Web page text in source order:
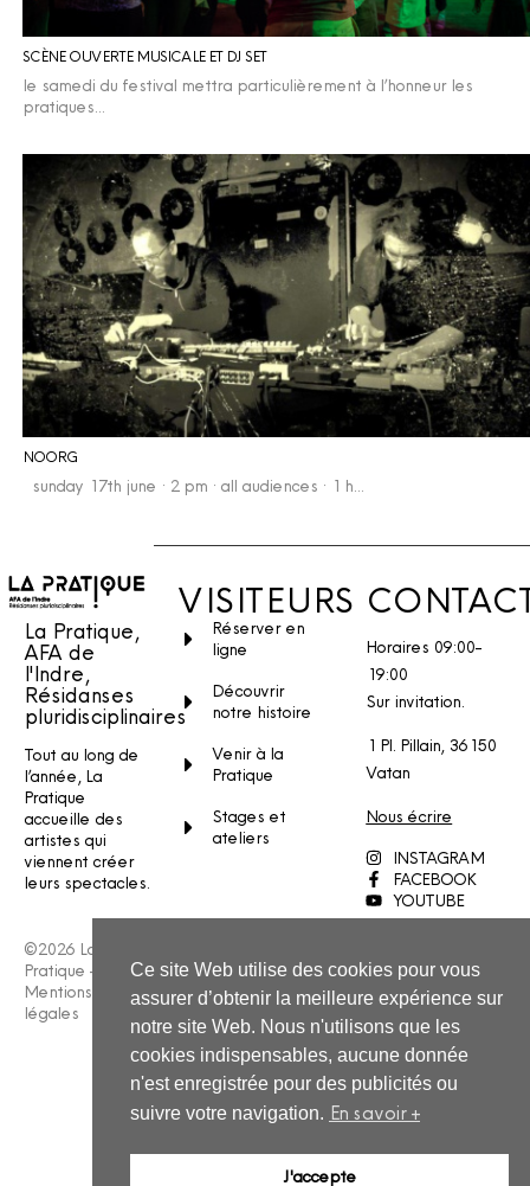
SCÈNE OUVERTE MUSICALE ET DJ SET
le samedi du festival mettra particulièrement à l’honneur les
pratiques…
NOORG
sunday 17th june · 2 pm · all audiences · 1 h…
La Pratique,
AFA de
l'Indre,
Résidanses
pluridisciplinaires
Tout au long de
l’année, La
Pratique
accueille des
artistes qui
viennent créer
leurs spectacles.
©2026 La
Pratique –
Mentions
légales
VISITEURS
Réserver en
ligne
Découvrir
notre histoire
Venir à la
Pratique
Stages et
ateliers
Horaires 09:00-
19:00
Sur invitation.
1 Pl. Pillain, 36150
Vatan
Nous écrire
INSTAGRAM
FACEBOOK
YOUTUBE
Ce site Web utilise des cookies pour vous
assurer d’obtenir la meilleure expérience sur
notre site Web. Nous n'utilisons que les
cookies indispensables, aucune donnée
n'est enregistrée pour des publicités ou
suivre votre navigation. En savoir +
J'accepte